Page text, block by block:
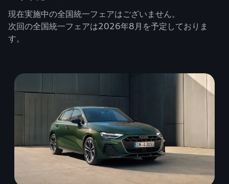
現在実施中の全国統一フェアはございません。
次回の全国統一フェアは2026年8月を予定しておりま
す。